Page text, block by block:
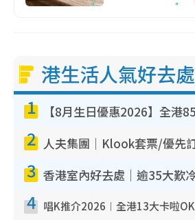
港生活人氣好去處
1
2
3
4